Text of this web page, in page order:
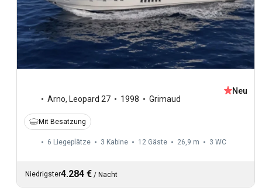
Arno, Leopard 27 1998 Grimaud
Neu
Mit Besatzung
6 Liegeplätze 3 Kabine 12 Gäste 26,9 m 3 WC
Niedrigster4.284 € / Nacht